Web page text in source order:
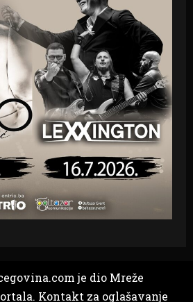
je dio Mreže
Kontakt za oglašavanje